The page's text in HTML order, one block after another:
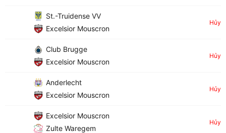
St.-Truidense VV
Excelsior Mouscron
Hủy
Club Brugge
Excelsior Mouscron
Hủy
Anderlecht
Excelsior Mouscron
Hủy
Excelsior Mouscron
Zulte Waregem
Hủy